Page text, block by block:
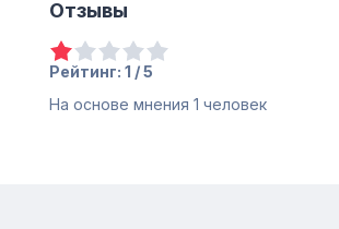
Отзывы
Рейтинг: 1 / 5
На основе мнения 1 человек